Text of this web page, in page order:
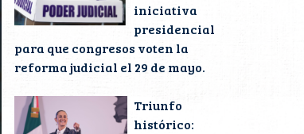
iniciativa
presidencial
para que congresos voten la
reforma judicial el 29 de mayo.
Triunfo
histórico: